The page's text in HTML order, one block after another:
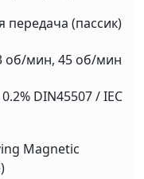
передача (пассик)
об/мин, 45 об/мин
DIN45507 / IEC
Magnetic